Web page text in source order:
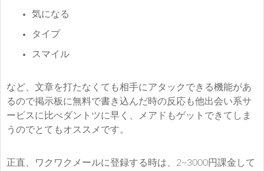
気になる
タイプ
スマイル
など、文章を打たなくても相手にアタックできる機能があ
るので掲示板に無料で書き込んだ時の反応も他出会い系サ
ービスに比べダントツに早く、メアドもゲットできてしま
うのでとてもオススメです。
正直、ワクワクメールに登録する時は、2~3000円課金して